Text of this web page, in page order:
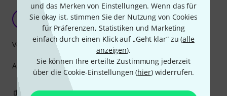
und das Merken von Einstellungen. Wenn das für
Sie okay ist, stimmen Sie der Nutzung von Cookies
für Präferenzen, Statistiken und Marketing
einfach durch einen Klick auf „Geht klar“ zu (alle
anzeigen).
Sie können Ihre erteilte Zustimmung jederzeit
über die Cookie-Einstellungen (hier) widerrufen.
DavidPrimo 21.10.2020
Ausgezeichnetes Produkt! Perfekt!
Verarbeitung
0 BEWERTUNG MELDEN